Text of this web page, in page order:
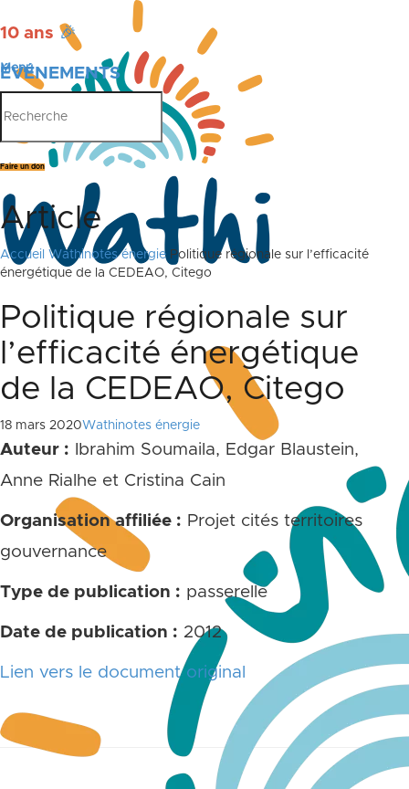
10 ans 🎉
ÉVÉNEMENTS
PUBLICATIONS
Menu
Faire un don
Article
Accueil Wathinotes énergie Politique régionale sur l’efficacité
énergétique de la CEDEAO, Citego
Politique régionale sur
l’efficacité énergétique
de la CEDEAO, Citego
18 mars 2020Wathinotes énergie
Auteur : Ibrahim Soumaila, Edgar Blaustein,
Anne Rialhe et Cristina Cain
Organisation affiliée : Projet cités territoires
gouvernance
Type de publication : passerelle
Date de publication : 2012
Lien vers le document original